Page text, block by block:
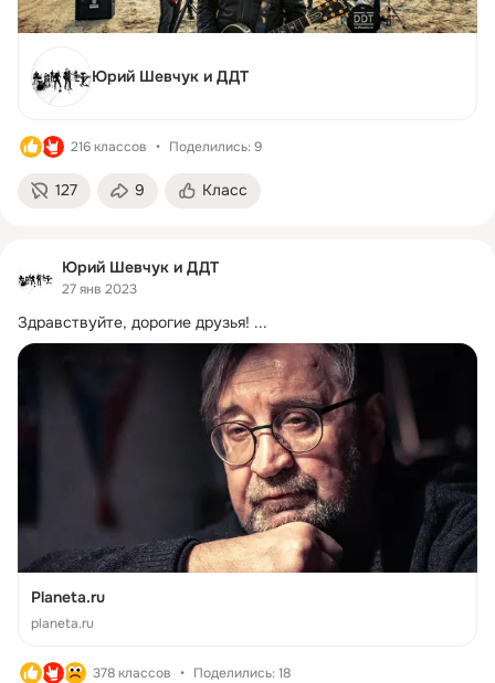
Юрий Шевчук и ДДТ
216 классов Поделились: 9
127 9 Класс
Юрий Шевчук и ДДТ
27 янв 2023
Здравствуйте, дорогие друзья! ...
Planeta.ru
planeta.ru
378 классов Поделились: 18